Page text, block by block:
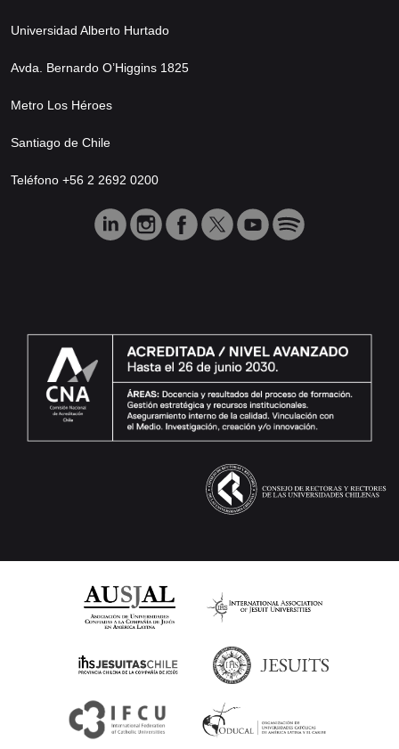
Universidad Alberto Hurtado
Avda. Bernardo O’Higgins 1825
Metro Los Héroes
Santiago de Chile
Teléfono +56 2 2692 0200